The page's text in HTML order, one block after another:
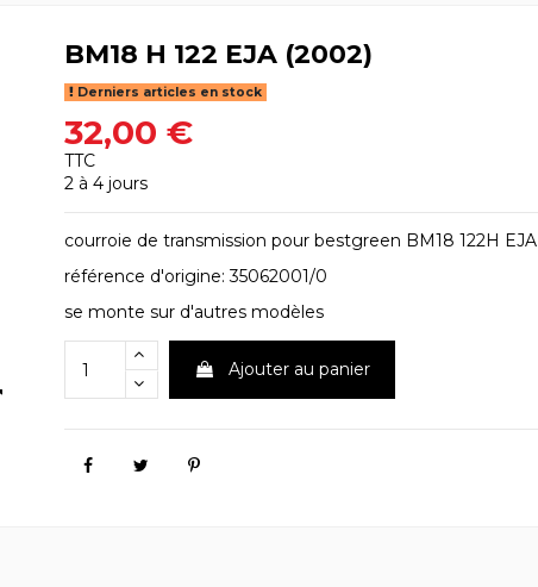
BM18 H 122 EJA (2002)
Derniers articles en stock
32,00 €
TTC
2 à 4 jours
courroie de transmission pour bestgreen BM18 122H EJA
référence d'origine: 35062001/0
se monte sur d'autres modèles
Ajouter au panier